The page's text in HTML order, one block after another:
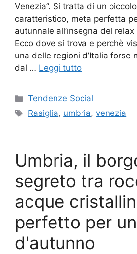
Venezia”. Si tratta di un
caratteristico, meta perfetta
autunnale all’insegna del
Ecco dove si trova e perchè
una delle regioni d’Italia forse
dal … Leggi tutto
Categorie
Tendenze Social
Tag
Rasiglia, umbria,venezia
Umbria, il
segreto tra
acque
perfetto per
d'autunno